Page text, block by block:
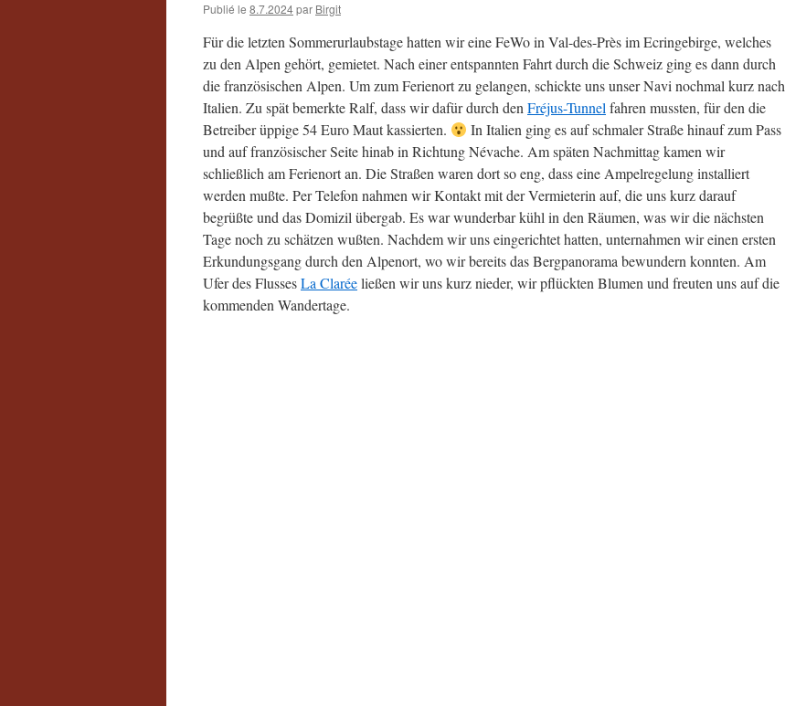
Publié le 8.7.2024par Birgit
Für die letzten Sommerurlaubstage hatten wir eine FeWo in Val-des-Près im Ecringebirge, welches
zu den Alpen gehört, gemietet. Nach einer entspannten Fahrt durch die Schweiz ging es dann durch
die französischen Alpen. Um zum Ferienort zu gelangen, schickte uns unser Navi nochmal kurz nach
Italien. Zu spät bemerkte Ralf, dass wir dafür durch den Fréjus-Tunnel fahren mussten, für den die
Betreiber üppige 54 Euro Maut kassierten.
In Italien ging es auf schmaler Straße hinauf zum Pass
und auf französischer Seite hinab in Richtung Névache. Am späten Nachmittag kamen wir
schließlich am Ferienort an. Die Straßen waren dort so eng, dass eine Ampelregelung installiert
werden mußte. Per Telefon nahmen wir Kontakt mit der Vermieterin auf, die uns kurz darauf
begrüßte und das Domizil übergab. Es war wunderbar kühl in den Räumen, was wir die nächsten
Tage noch zu schätzen wußten. Nachdem wir uns eingerichtet hatten, unternahmen wir einen ersten
Erkundungsgang durch den Alpenort, wo wir bereits das Bergpanorama bewundern konnten. Am
Ufer des FlussesLa Claréeließen wir uns kurz nieder, wir pflückten Blumen und freuten uns auf die
kommenden Wandertage.